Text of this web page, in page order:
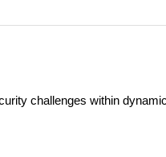
challenges within